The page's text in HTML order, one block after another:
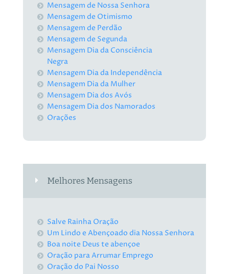
Mensagem de Nossa Senhora
Mensagem de Otimismo
Mensagem de Perdão
Mensagem de Segunda
Mensagem Dia da Consciência
Negra
Mensagem Dia da Independência
Mensagem Dia da Mulher
Mensagem Dia dos Avós
Mensagem Dia dos Namorados
Orações
Melhores Mensagens
Salve Rainha Oração
Um Lindo e Abençoado dia Nossa Senhora
Boa noite Deus te abençoe
Oração para Arrumar Emprego
Oração do Pai Nosso